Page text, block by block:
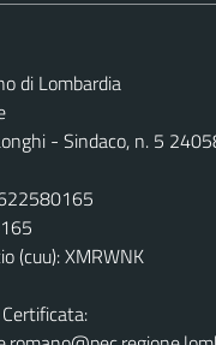
di Lombardia
- Sindaco, n. 5
(cuu): XMRWNK